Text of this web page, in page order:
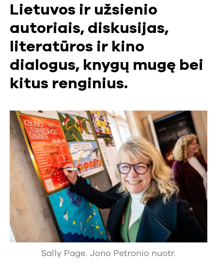
Lietuvos ir užsienio
autoriais, diskusijas,
literatūros ir kino
dialogus, knygų mugę bei
kitus renginius.
Sally Page. Jono Petronio nuotr.